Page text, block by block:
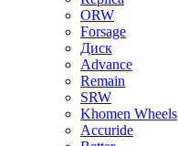
ORW
Forsage
Диск
Advance
Remain
SRW
Khomen Wheels
Accuride